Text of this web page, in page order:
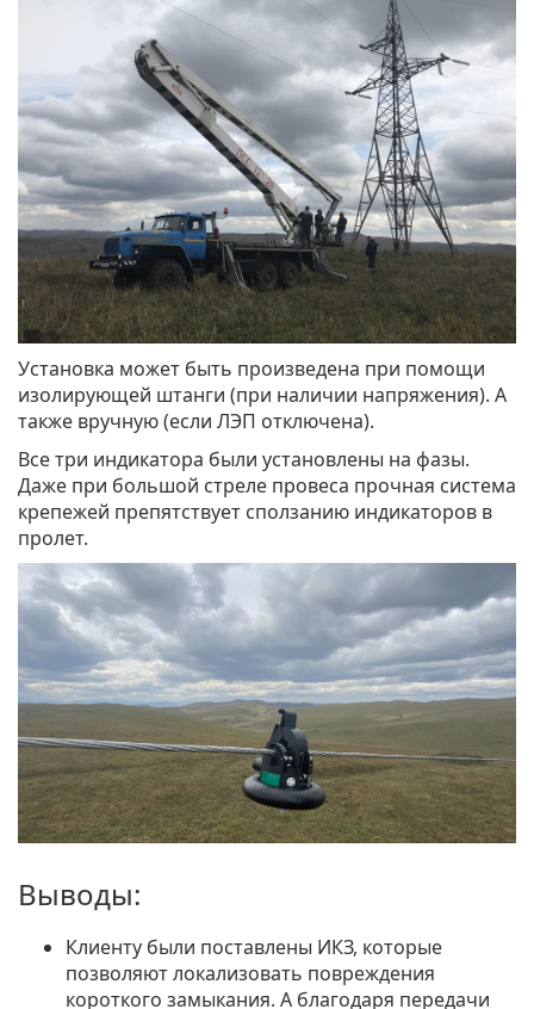
Установка может быть произведена при помощи
изолирующей штанги (при наличии напряжения). А
также вручную (если ЛЭП отключена).
Все три индикатора были установлены на фазы.
Даже при большой стреле провеса прочная система
крепежей препятствует сползанию индикаторов в
пролет.
Выводы:
Клиенту были поставлены ИКЗ, которые
позволяют локализовать повреждения
короткого замыкания. А благодаря передачи